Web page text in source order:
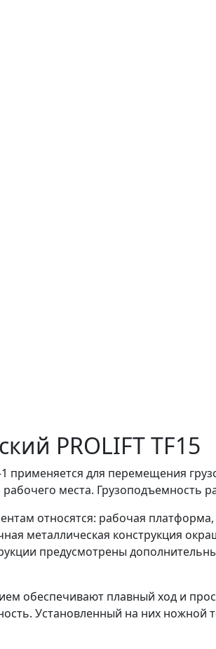
PROLIFT TF15
1 применяется для перемещения
рабочего места.
относятся: рабочая
металлическая конструкция
предусмотрены
обеспечивают плавный ход и
Установленный на них ножной